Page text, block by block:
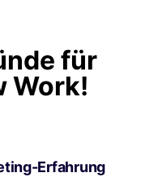
für
Work!
Erfahrung